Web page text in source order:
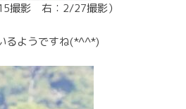
影 右：2/27撮影）
るようですね(*^^*)